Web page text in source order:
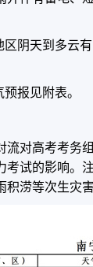
区阴天到多云
报见附表。
流对高考考务
考试的影响。
涝等次生灾